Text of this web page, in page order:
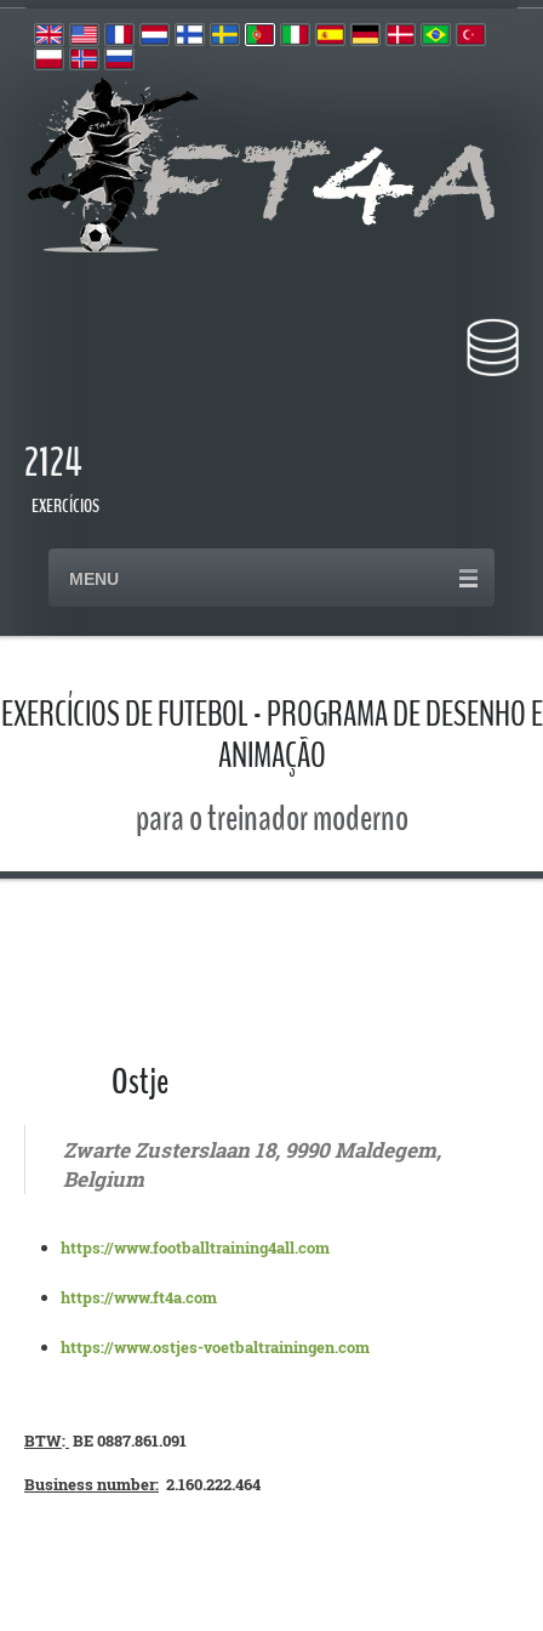
2124
EXERCÍCIOS
MENU
EXERCÍCIOS DE FUTEBOL - PROGRAMA DE DESENHO E
ANIMAÇÃO
para o treinador moderno
Ostje
Zwarte Zusterslaan 18, 9990 Maldegem,
Belgium
https://www.footballtraining4all.com
https://www.ft4a.com
https://www.ostjes-voetbaltrainingen.com
BTW: BE 0887.861.091
Business number: 2.160.222.464